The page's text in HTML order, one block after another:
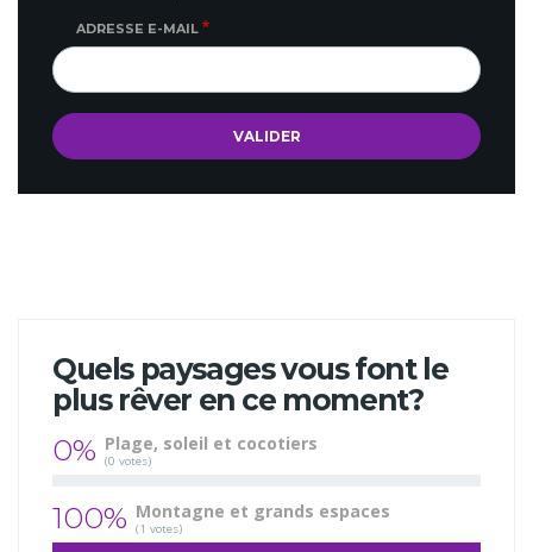
ADRESSE E-MAIL
Quels paysages vous font le
plus rêver en ce moment?
0% Plage, soleil et cocotiers
(0 votes)
100% Montagne et grands espaces
(1 votes)